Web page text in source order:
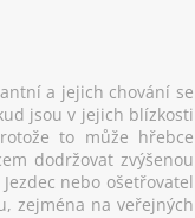
a jejich chování se
jsou v jejich blízkosti
to může hřebce
dodržovat zvýšenou
nebo ošetřovatel
zejména na veřejných